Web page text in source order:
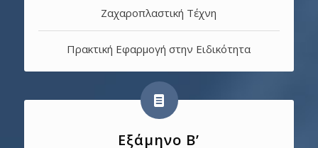
Ζαχαροπλαστική Τέχνη
Πρακτική Εφαρμογή στην Ειδικότητα
Εξάμηνο B’